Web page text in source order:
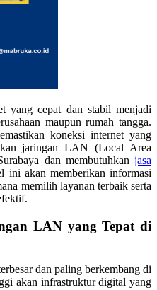
yang cepat dan stabil menjadi
maupun rumah tangga.
koneksi internet yang
jaringan LAN (Local Area
dan membutuhkan jasa
ini akan memberikan informasi
memilih layanan terbaik serta
LAN yang Tepat di
dan paling berkembang di
akan infrastruktur digital yang